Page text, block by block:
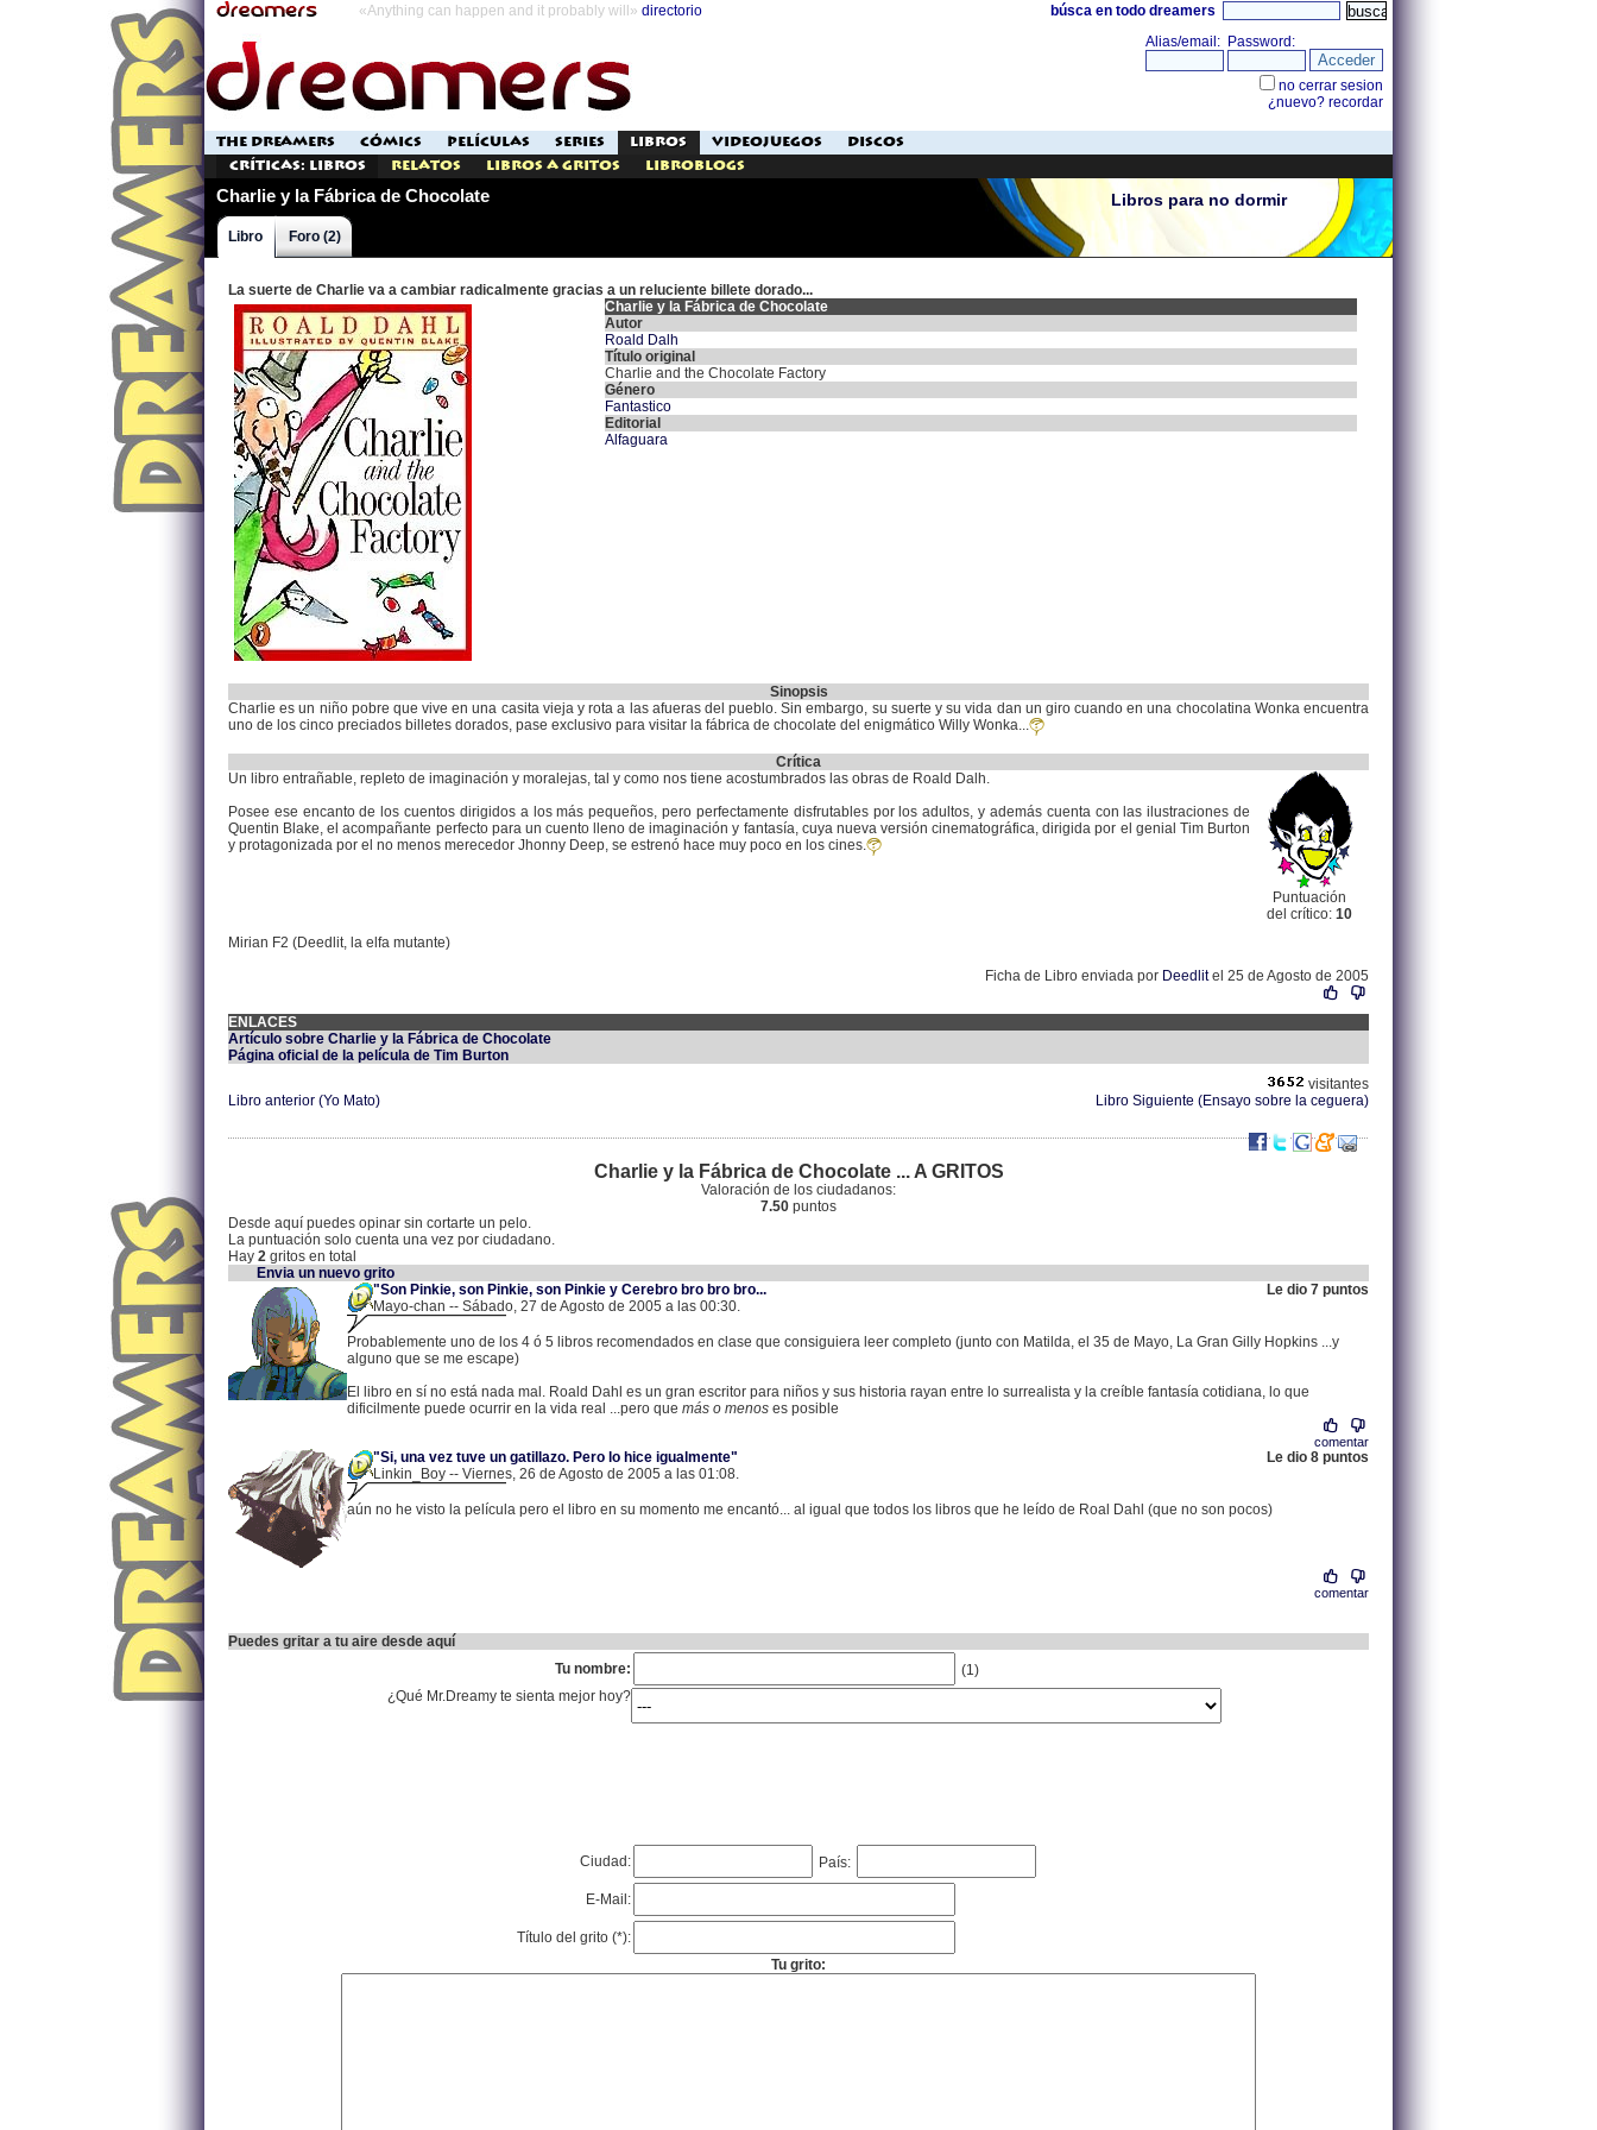
«Anything can happen and it probably will» directorio búsca en todo dreamers
THE DREAMERS CÓMICS PELÍCULAS SERIES LIBROS VIDEOJUEGOS
DISCOS
Críticas: Libros
Relatos Libros a Gritos Libroblogs
Charlie y la Fábrica de Chocolate Libros para no dormir
Libro Foro (2)
La suerte de Charlie va a cambiar radicalmente gracias a un reluciente billete dorado...
Charlie y la Fábrica de Chocolate
Autor
Roald Dalh
Título original
Charlie and the Chocolate Factory
Género
Fantastico
Editorial
Alfaguara
Sinopsis
Charlie es un niño pobre que vive en una casita vieja y rota a las afueras del pueblo. Sin embargo, su suerte y su vida dan un giro cuando en una chocolatina Wonka encuentra
uno de los cinco preciados billetes dorados, pase exclusivo para visitar la fábrica de chocolate del enigmático Willy Wonka...
Crítica
Puntuación
del crítico: 10
Un libro entrañable, repleto de imaginación y moralejas, tal y como nos tiene acostumbrados las obras de Roald Dalh.
Posee ese encanto de los cuentos dirigidos a los más pequeños, pero perfectamente disfrutables por los adultos, y además cuenta con las ilustraciones de
Quentin Blake, el acompañante perfecto para un cuento lleno de imaginación y fantasía, cuya nueva versión cinematográfica, dirigida por el genial Tim Burton
y protagonizada por el no menos merecedor Jhonny Deep, se estrenó hace muy poco en los cines.
Mirian F2 (Deedlit, la elfa mutante)
Ficha de Libro enviada por Deedlitel 25 de Agosto de 2005
ENLACES
Artículo sobre Charlie y la Fábrica de Chocolate
Página oficial de la película de Tim Burton
visitantes
Libro anterior (Yo Mato)
Libro Siguiente (Ensayo sobre la ceguera)
Charlie y la Fábrica de Chocolate ... A GRITOS
Valoración de los ciudadanos:
7.50 puntos
Desde aquí puedes opinar sin cortarte un pelo.
La puntuación solo cuenta una vez por ciudadano.
Hay 2 gritos en total
Envia un nuevo grito
"Son Pinkie, son Pinkie, son Pinkie y Cerebro bro bro bro...
Le dio 7 puntos
Mayo-chan -- Sábado, 27 de Agosto de 2005 a las 00:30.
Probablemente uno de los 4 ó 5 libros recomendados en clase que consiguiera leer completo (junto con Matilda, el 35 de Mayo, La Gran Gilly Hopkins ...y
alguno que se me escape)
El libro en sí no está nada mal. Roald Dahl es un gran escritor para niños y sus historia rayan entre lo surrealista y la creíble fantasía cotidiana, lo que
dificilmente puede ocurrir en la vida real ...pero que más o menos es posible
comentar
"Si, una vez tuve un gatillazo. Pero lo hice igualmente"
Le dio 8 puntos
Linkin_Boy -- Viernes, 26 de Agosto de 2005 a las 01:08.
aún no he visto la película pero el libro en su momento me encantó... al igual que todos los libros que he leído de Roal Dahl (que no son pocos)
comentar
Puedes gritar a tu aire desde aquí
Tu nombre:
(1)
¿Qué Mr.Dreamy te sienta mejor hoy?
Ciudad: País:
E-Mail:
Título del grito (*):
Tu grito: